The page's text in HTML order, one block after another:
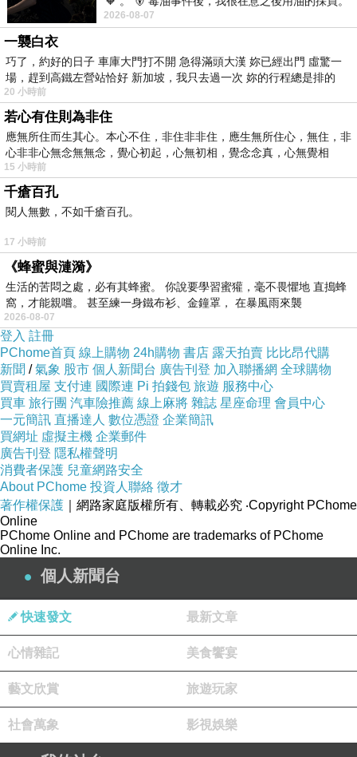
前天購買了我之前就很愛
2026-08-07
一襲白衣
巧了，約好的日子 車庫大門打不開 急得滿頭大漢 妳已經出門 虛驚一
場，趕到高鐵左營站恰好 新加坡，我只去過一次 妳的行程總是排的
20 小時前
若心有住則為非住
應無所住而生其心。本心不住，非住非非住，應生無所住心，無住，非
心非非心無念無無念，覺心初起，心無初相，覺念念真，心無覺相
15 小時前
千瘡百孔
閱人無數，不如千瘡百孔。
17 小時前
《蜂蜜與漣漪》
生活的苦悶之處，必有其蜂蜜。 你說要學習蜜獾，毫不畏懼地 直搗蜂
窩，才能親嚐。 甚至練一身鐵布衫、金鐘罩， 在暴風雨來襲
2026-08-07
登入 註冊
PChome首頁 線上購物 24h購物 書店 露天拍賣 比比昂代購
新聞 /氣象 股市 個人新聞台 廣告刊登 加入聯播網 全球購物
買賣租屋 支付連 國際連 Pi 拍錢包 旅遊 服務中心
買車 旅行團 汽車險推薦 線上麻將 雜誌 星座命理 會員中心
一元簡訊 直播達人 數位憑證 企業簡訊
買網址 虛擬主機 企業郵件
廣告刊登 隱私權聲明
消費者保護 兒童網路安全
About PChome 投資人聯絡 徵才
著作權保護 ｜網路家庭版權所有、轉載必究 ‧Copyright PChome
Online
PChome Online and PChome are trademarks of PChome
Online Inc.
個人新聞台
快速發文 最新文章
心情雜記 美食饗宴
藝文欣賞 旅遊玩家
社會萬象 影視娛樂